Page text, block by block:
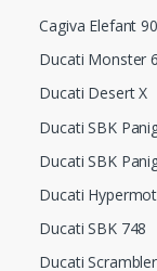
Cagiva Elefant
Ducati Monster
Ducati Desert X
Ducati SBK
Ducati SBK
Ducati
Ducati SBK 748
Ducati